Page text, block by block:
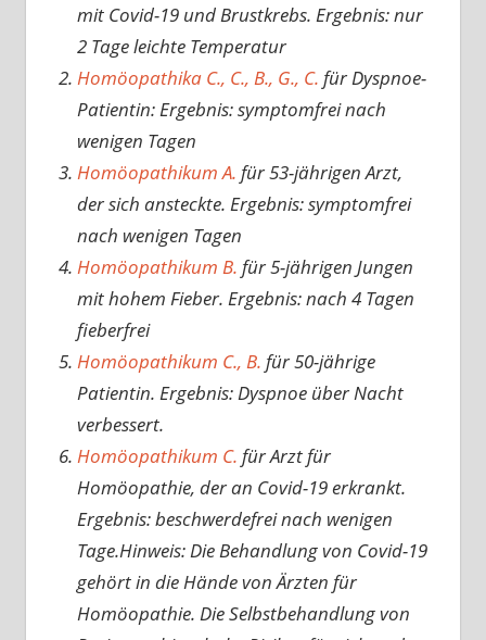
mit Covid-19 und Brustkrebs. Ergebnis: nur
2 Tage leichte Temperatur
Homöopathika C., C., B., G., C. für Dyspnoe-
Patientin: Ergebnis: symptomfrei nach
wenigen Tagen
Homöopathikum A. für 53-jährigen Arzt,
der sich ansteckte. Ergebnis: symptomfrei
nach wenigen Tagen
Homöopathikum B. für 5-jährigen Jungen
mit hohem Fieber. Ergebnis: nach 4 Tagen
fieberfrei
Homöopathikum C., B. für 50-jährige
Patientin. Ergebnis: Dyspnoe über Nacht
verbessert.
Homöopathikum C. für Arzt für
Homöopathie, der an Covid-19 erkrankt.
Ergebnis: beschwerdefrei nach wenigen
Tage.Hinweis: Die Behandlung von Covid-19
gehört in die Hände von Ärzten für
Homöopathie. Die Selbstbehandlung von